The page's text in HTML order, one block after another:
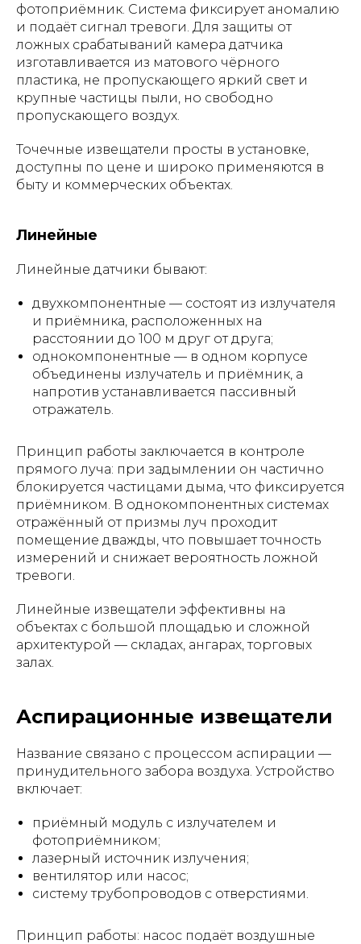
фотоприёмник. Система фиксирует аномалию
и подаёт сигнал тревоги. Для защиты от
ложных срабатываний камера датчика
изготавливается из матового чёрного
пластика, не пропускающего яркий свет и
крупные частицы пыли, но свободно
пропускающего воздух.
Точечные извещатели просты в установке,
доступны по цене и широко применяются в
быту и коммерческих объектах.
Линейные
Линейные датчики бывают:
двухкомпонентные — состоят из излучателя
и приёмника, расположенных на
расстоянии до 100 м друг от друга;
однокомпонентные — в одном корпусе
объединены излучатель и приёмник, а
напротив устанавливается пассивный
отражатель.
Принцип работы заключается в контроле
прямого луча: при задымлении он частично
блокируется частицами дыма, что фиксируется
приёмником. В однокомпонентных системах
отражённый от призмы луч проходит
помещение дважды, что повышает точность
измерений и снижает вероятность ложной
тревоги.
Линейные извещатели эффективны на
объектах с большой площадью и сложной
архитектурой — складах, ангарах, торговых
залах.
Аспирационные извещатели
Название связано с процессом аспирации —
принудительного забора воздуха. Устройство
включает:
приёмный модуль с излучателем и
фотоприёмником;
лазерный источник излучения;
вентилятор или насос;
систему трубопроводов с отверстиями.
Принцип работы: насос подаёт воздушные